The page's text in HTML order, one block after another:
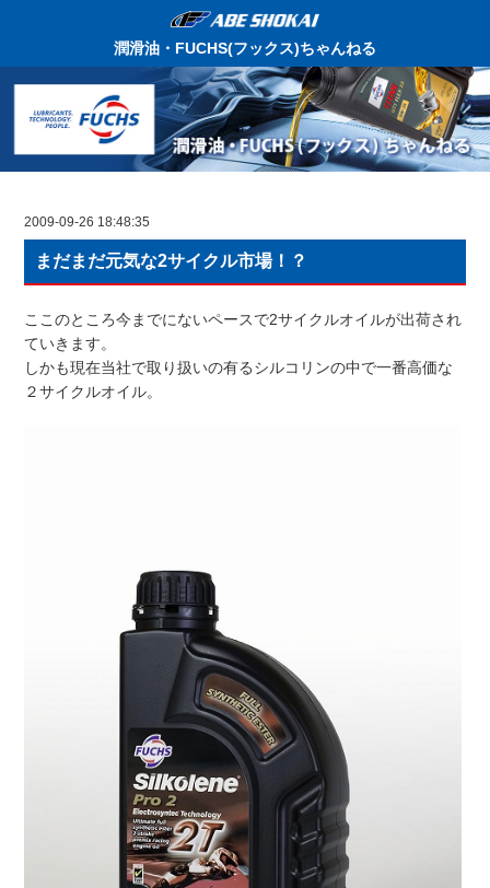
潤滑油・FUCHS(フックス)ちゃんねる
2009-09-26 18:48:35
まだまだ元気な2サイクル市場！？
ここのところ今までにないペースで2サイクルオイルが出荷され
ていきます。
しかも現在当社で取り扱いの有るシルコリンの中で一番高価な
２サイクルオイル。